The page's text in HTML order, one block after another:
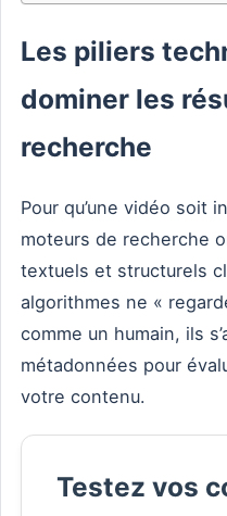
Les piliers
dominer les
recherche
Pour qu’une vidéo soit
moteurs de recherche
textuels et structurels
algorithmes ne «
comme un humain, ils
métadonnées pour
votre contenu.
Testez vos